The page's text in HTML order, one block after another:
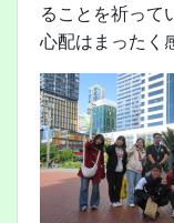
ることを祈って
心配はまったく